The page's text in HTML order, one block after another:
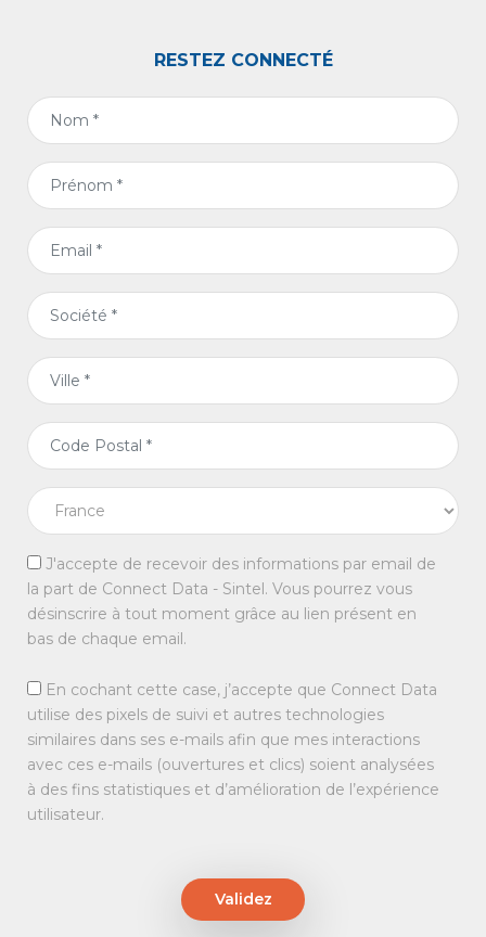
RESTEZ CONNECTÉ
J'accepte de recevoir des informations par email de
la part de Connect Data - Sintel. Vous pourrez vous
désinscrire à tout moment grâce au lien présent en
bas de chaque email.
En cochant cette case, j’accepte que Connect Data
utilise des pixels de suivi et autres technologies
similaires dans ses e-mails afin que mes interactions
avec ces e-mails (ouvertures et clics) soient analysées
à des fins statistiques et d’amélioration de l’expérience
utilisateur.
Validez